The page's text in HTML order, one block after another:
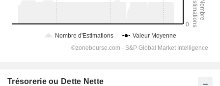
Trésorerie ou Dette Nette